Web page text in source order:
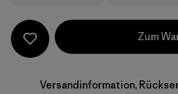
Zum
Versandinformation,